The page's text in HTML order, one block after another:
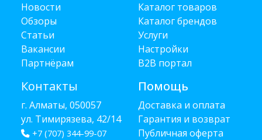
Новости
Обзоры
Статьи
Вакансии
Партнёрам
Контакты
г. Алматы, 050057
ул. Тимирязева, 42/14
+7 (707) 344-99-07
Каталог товаров
Каталог брендов
Услуги
Настройки
B2B портал
Помощь
Доставка и оплата
Гарантия и возврат
Публичная оферта